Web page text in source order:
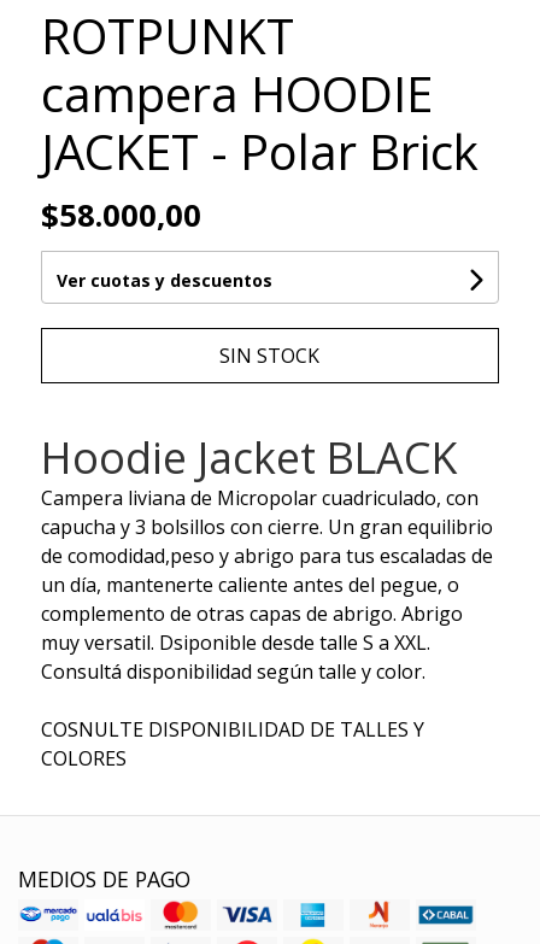
ROTPUNKT
campera HOODIE
JACKET - Polar Brick
$58.000,00
Ver cuotas y descuentos
SIN STOCK
Hoodie Jacket BLACK
Campera liviana de Micropolar cuadriculado, con
capucha y 3 bolsillos con cierre. Un gran equilibrio
de comodidad,peso y abrigo para tus escaladas de
un día, mantenerte caliente antes del pegue, o
complemento de otras capas de abrigo. Abrigo
muy versatil. Dsiponible desde talle S a XXL.
Consultá disponibilidad según talle y color.
COSNULTE DISPONIBILIDAD DE TALLES Y
COLORES
MEDIOS DE PAGO